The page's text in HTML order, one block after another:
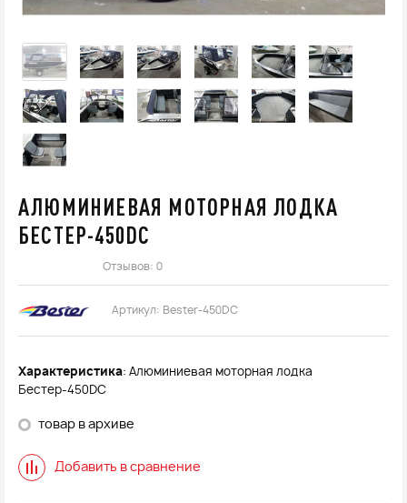
АЛЮМИНИЕВАЯ МОТОРНАЯ ЛОДКА
БЕСТЕР-450DC
Отзывов: 0
Артикул: Bester-450DC
Характеристика: Алюминиевая моторная лодка
Бестер-450DC
товар в архиве
Добавить в сравнение